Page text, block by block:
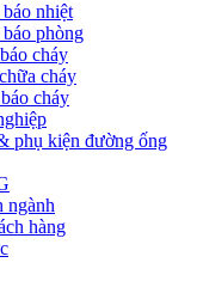
nhiệt
phòng
cháy
cháy
cháy
phụ kiện đường ống
ngành
hàng